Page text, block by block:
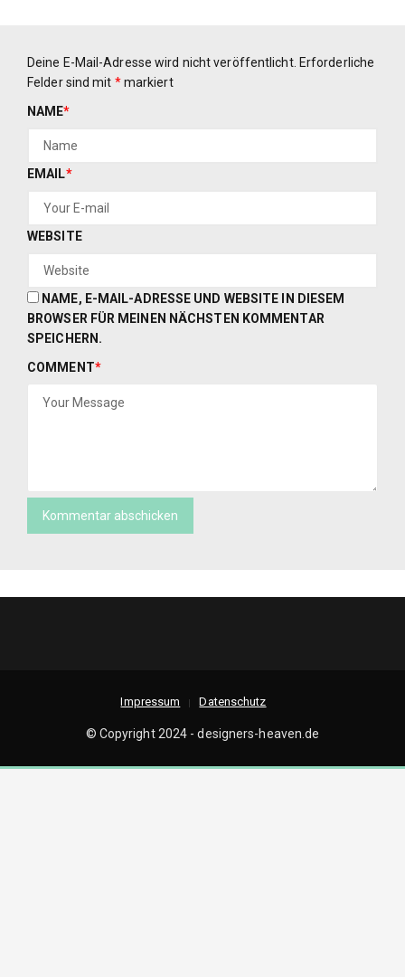
Deine E-Mail-Adresse wird nicht veröffentlicht. Erforderliche
Felder sind mit *markiert
NAME*
EMAIL*
WEBSITE
NAME, E-MAIL-ADRESSE UND WEBSITE IN DIESEM
BROWSER FÜR MEINEN NÄCHSTEN KOMMENTAR
SPEICHERN.
COMMENT*
Impressum Datenschutz
© Copyright 2024 - designers-heaven.de